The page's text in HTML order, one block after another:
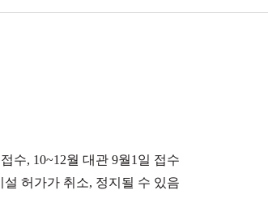
수, 10~12월 대관 9월1일 접수
허가가 취소, 정지될 수 있음